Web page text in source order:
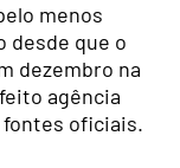
menos
desde que o
dezembro na
agência
fontes oficiais.